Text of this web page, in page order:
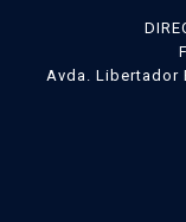
Avda. Libertador